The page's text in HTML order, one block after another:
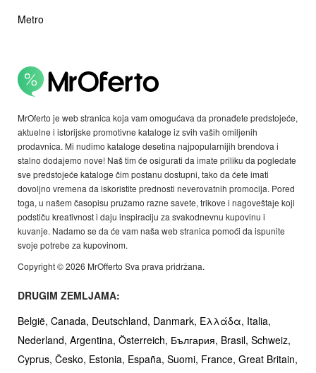
MrOferto je web stranica koja vam omogućava da pronađete predstojeće,
aktuelne i istorijske promotivne kataloge iz svih vaših omiljenih
prodavnica. Mi nudimo kataloge desetina najpopularnijih brendova i
stalno dodajemo nove! Naš tim će osigurati da imate priliku da pogledate
sve predstojeće kataloge čim postanu dostupni, tako da ćete imati
dovoljno vremena da iskoristite prednosti neverovatnih promocija. Pored
toga, u našem časopisu pružamo razne savete, trikove i nagoveštaje koji
podstiču kreativnost i daju inspiraciju za svakodnevnu kupovinu i
kuvanje. Nadamo se da će vam naša web stranica pomoći da ispunite
svoje potrebe za kupovinom.
Copyright © 2026 MrOfferto Sva prava pridržana.
Metro
DRUGIM ZEMLJAMA:
België, Canada, Deutschland, Danmark, Ελλάδα, Italia,
Nederland, Argentina, Österreich, България, Brasil, Schweiz,
Cyprus, Česko, Estonia, España, Suomi, France, Great Britain,